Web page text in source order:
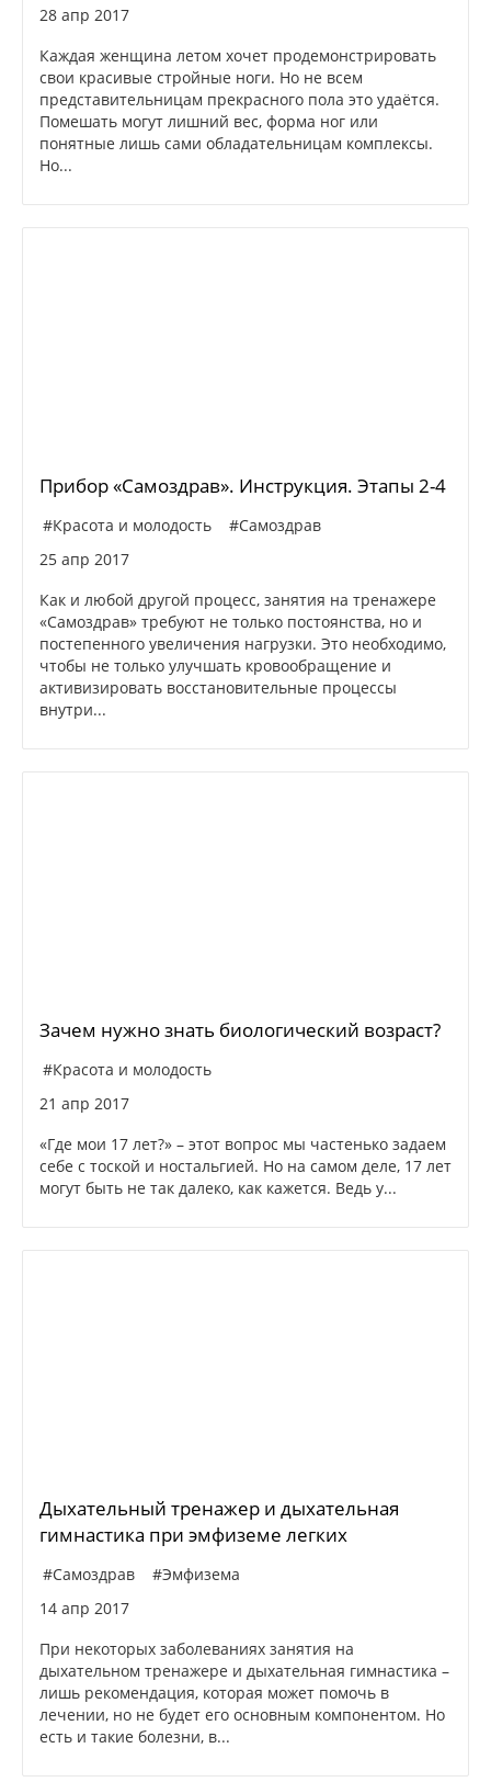
28 апр 2017
Каждая женщина летом хочет продемонстрировать
свои красивые стройные ноги. Но не всем
представительницам прекрасного пола это удаётся.
Помешать могут лишний вес, форма ног или
понятные лишь сами обладательницам комплексы.
Но...
Прибор «Самоздрав». Инструкция. Этапы 2-4
#Красота и молодость
#Самоздрав
25 апр 2017
Как и любой другой процесс, занятия на тренажере
«Самоздрав» требуют не только постоянства, но и
постепенного увеличения нагрузки. Это необходимо,
чтобы не только улучшать кровообращение и
активизировать восстановительные процессы
внутри...
Зачем нужно знать биологический возраст?
#Красота и молодость
21 апр 2017
«Где мои 17 лет?» – этот вопрос мы частенько задаем
себе с тоской и ностальгией. Но на самом деле, 17 лет
могут быть не так далеко, как кажется. Ведь у...
Дыхательный тренажер и дыхательная
гимнастика при эмфиземе легких
#Самоздрав
#Эмфизема
14 апр 2017
При некоторых заболеваниях занятия на
дыхательном тренажере и дыхательная гимнастика –
лишь рекомендация, которая может помочь в
лечении, но не будет его основным компонентом. Но
есть и такие болезни, в...